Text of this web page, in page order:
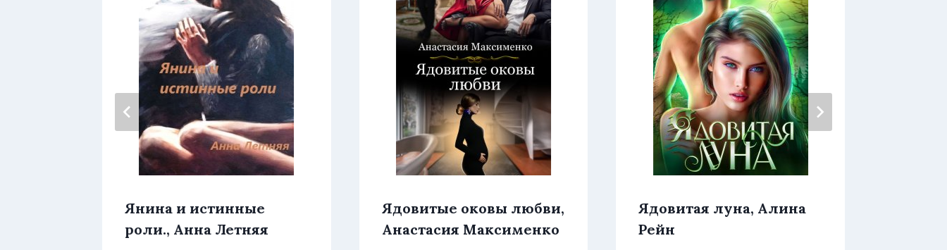
Янина и истинные
роли., Анна Летняя
Ядовитые оковы любви,
Анастасия Максименко
Ядовитая луна, Алина
Рейн